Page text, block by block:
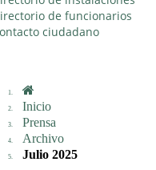
de funcionarios
ciudadano
Inicio
Prensa
Archivo
Julio 2025